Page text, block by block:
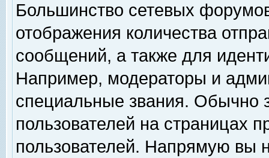
Большинство сетевых
отображения количества
сообщений, а также для
Например, модераторы и
специальные звания. Обычно
пользователей на страницах
пользователей. Напрямую вы